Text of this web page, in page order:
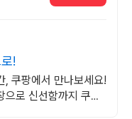
!
, 쿠팡에서 만나보세요!
로 신선함까지 쿠팡